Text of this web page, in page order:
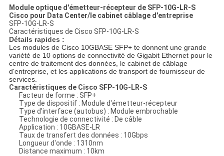
Module optique d'émetteur-récepteur de SFP-10G-LR-S
Cisco pour Data Center/le cabinet câblage d'entreprise
SFP-10G-LR-S
Caractéristiques de Cisco SFP-10G-LR-S
Détails rapides :
Les modules de Cisco 10GBASE SFP+ te donnent une grande
variété de 10 options de connectivité de Gigabit Ethernet pour le
centre de traitement des données, le cabinet de câblage
d'entreprise, et les applications de transport de fournisseur de
services.
Caractéristiques de Cisco SFP-10G-LR-S
Facteur de forme : SFP+
Type de dispositif : Module d'émetteur-récepteur
Type d'interface (autobus) : Module embrochable
Technologie de connectivité : De câble
Application : 10GBASE-LR
Taux de transfert des données : 10Gbps
Longueur d'onde : 1310nm
Distance maximum : 10km